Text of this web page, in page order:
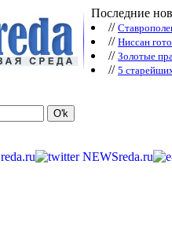
Последние
//
// Ниссан
// Зoлoтые
// 5